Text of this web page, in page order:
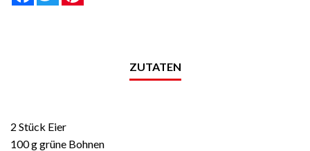
ZUTATEN
2 Stück Eier
100 g grüne Bohnen